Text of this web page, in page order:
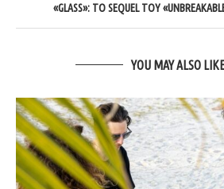
«GLASS»: ΤΟ SEQUEL ΤΟΥ
YOU MAY ALSO